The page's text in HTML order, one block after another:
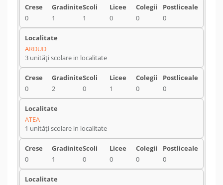
0 1 1 0 0 0
ARDUD
3 unități scolare in localitate
0 2 0 1 0 0
ATEA
1 unități scolare in localitate
0 1 0 0 0 0